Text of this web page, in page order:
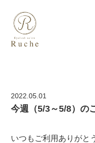
2022.05.01
今週（5/3～5/8）の
いつもご利用ありがと